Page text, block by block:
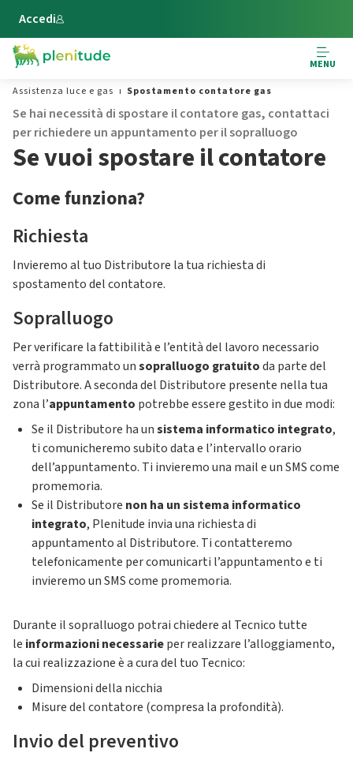
Vai al contenuto principale
Accedi
MENU
Assistenza luce e gas
Spostamento contatore gas
Se hai necessità di spostare il contatore gas, contattaci
per richiedere un appuntamento per il sopralluogo
Se vuoi spostare il contatore
Come funziona?
Richiesta
Invieremo al tuo Distributore la tua richiesta di
spostamento del contatore.
Sopralluogo
Per verificare la fattibilità e l’entità del lavoro necessario
verrà programmato unsopralluogo gratuitoda parte del
Distributore. A seconda del Distributore presente nella tua
zona l’appuntamento potrebbe essere gestito in due modi:
Se il Distributore ha unsistema informatico integrato,
ti comunicheremo subito data e l’intervallo orario
dell’appuntamento. Ti invieremo una mail e un SMS come
promemoria.
Se il Distributore non ha un sistema informatico
integrato, Plenitude invia una richiesta di
appuntamento al Distributore. Ti contatteremo
telefonicamente per comunicarti l’appuntamento e ti
invieremo un SMS come promemoria.
Durante il sopralluogo potrai chiedere al Tecnico tutte
le informazioni necessarieper realizzare l’alloggiamento,
la cui realizzazione è a cura del tuo Tecnico:
Dimensioni della nicchia
Misure del contatore (compresa la profondità).
Invio del preventivo